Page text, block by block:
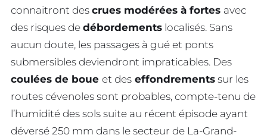
connaitront des crues modérées à fortes avec
des risques de débordements localisés. Sans
aucun doute, les passages à gué et ponts
submersibles deviendront impraticables. Des
coulées de boue et des effondrements sur les
routes cévenoles sont probables, compte-tenu de
l’humidité des sols suite au récent épisode ayant
déversé 250 mm dans le secteur de La-Grand-